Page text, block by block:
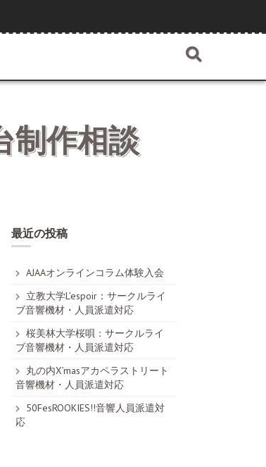
制作相談
最近の投稿
AJAAオンラインコラム体験入会
立教大学L’espoir：サークルライ
ブ音響機材・人員派遣対応
桜美林大学桜唄：サークルライ
ブ音響機材・人員派遣対応
丸の内X’masアカペラストリート
音響機材・人員派遣対応
50FesROOKIES!!音響人員派遣対
応